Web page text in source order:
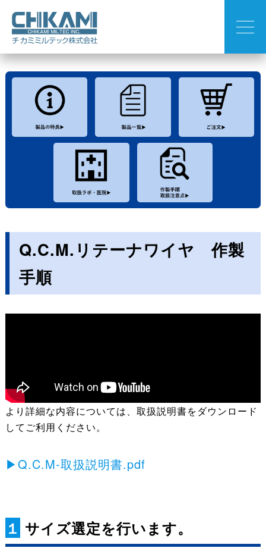
Q.C.M.リテーナワイヤ 作製
手順
より詳細な内容については、取扱説明書をダウンロード
してご利用ください。
▶Q.C.M-取扱説明書.pdf
１ サイズ選定を行います。